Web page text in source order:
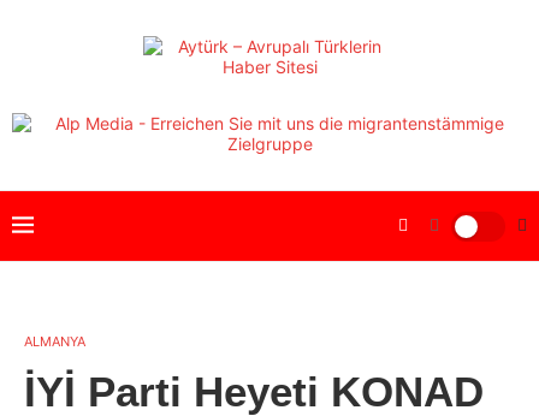
ALMANYA
İYİ Parti Heyeti KONAD